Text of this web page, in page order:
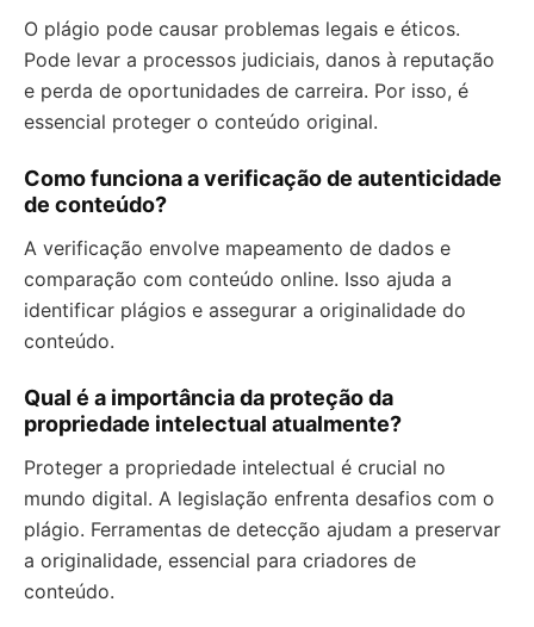
O plágio pode causar problemas legais e éticos.
Pode levar a processos judiciais, danos à reputação
e perda de oportunidades de carreira. Por isso, é
essencial proteger o conteúdo original.
Como funciona a verificação de autenticidade
de conteúdo?
A verificação envolve mapeamento de dados e
comparação com conteúdo online. Isso ajuda a
identificar plágios e assegurar a originalidade do
conteúdo.
Qual é a importância da proteção da
propriedade intelectual atualmente?
Proteger a propriedade intelectual é crucial no
mundo digital. A legislação enfrenta desafios com o
plágio. Ferramentas de detecção ajudam a preservar
a originalidade, essencial para criadores de
conteúdo.